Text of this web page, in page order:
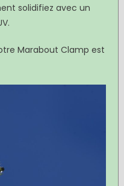
solidifiez avec un
Marabout Clamp est